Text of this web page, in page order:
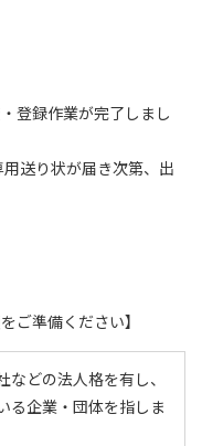
登録作業が完了しまし
送り状が届き次第、出
ご準備ください】
どの法人格を有し、
る企業・団体を指しま